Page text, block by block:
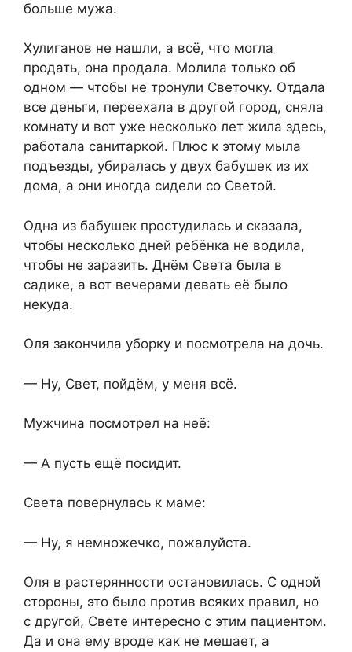
больше мужа.
Хулиганов не нашли, а всё, что могла
продать, она продала. Молила только об
одном — чтобы не тронули Светочку. Отдала
все деньги, переехала в другой город, сняла
комнату и вот уже несколько лет жила здесь,
работала санитаркой. Плюс к этому мыла
подъезды, убиралась у двух бабушек из их
дома, а они иногда сидели со Светой.
Одна из бабушек простудилась и сказала,
чтобы несколько дней ребёнка не водила,
чтобы не заразить. Днём Света была в
садике, а вот вечерами девать её было
некуда.
Оля закончила уборку и посмотрела на дочь.
— Ну, Свет, пойдём, у меня всё.
Мужчина посмотрел на неё:
— А пусть ещё посидит.
Света повернулась к маме:
— Ну, я немножечко, пожалуйста.
Оля в растерянности остановилась. С одной
стороны, это было против всяких правил, но
с другой, Свете интересно с этим пациентом.
Да и она ему вроде как не мешает, а